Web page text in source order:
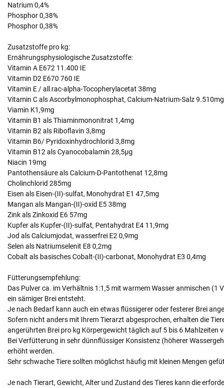
Natrium 0,4%
Phosphor 0,38%
Phosphor 0,38%
Zusatzstoffe pro kg:
Ernährungsphysiologische Zusatzstoffe:
Vitamin A E672 11.400 IE
Vitamin D2 E670 760 IE
Vitamin E / all rac-alpha-Tocopherylacetat 38mg
Vitamin C als Ascorbylmonophosphat, Calcium-Natrium-Salz 9.510mg
Viamin K1,9mg
Vitamin B1 als Thiaminmononitrat 1,4mg
Vitamin B2 als Riboflavin 3,8mg
Vitamin B6/ Pyridoxinhydrochlorid 3,8mg
Vitamin B12 als Cyanocobalamin 28,5µg
Niacin 19mg
Pantothensäure als Calcium-D-Pantothenat 12,8mg
Cholinchlorid 285mg
Eisen als Eisen-(II)-sulfat, Monohydrat E1 47,5mg
Mangan als Mangan-(II)-oxid E5 38mg
Zink als Zinkoxid E6 57mg
Kupfer als Kupfer-(II)-sulfat, Pentahydrat E4 11,9mg
Jod als Calciumjodat, wasserfrei E2 0,9mg
Selen als Natriumselenit E8 0,2mg
Cobalt als basisches Cobalt-(II)-carbonat, Monohydrat E3 0,4mg
Fütterungsempfehlung:
Das Pulver ca. im Verhältnis 1:1,5 mit warmem Wasser anmischen (1
ein sämiger Brei entsteht.
Je nach Bedarf kann auch ein etwas flüssigerer oder festerer Brei
Sofern nicht anders mit Ihrem Tierarzt abgesprochen, erhalten die
angerührten Brei pro kg Körpergewicht täglich auf 5 bis 6 Mahlzeiten
Bei Verfütterung in sehr dünnflüssiger Konsistenz (höherer
erhöht werden.
Sehr schwache Tiere sollten möglichst häufig mit kleinen Mengen
Je nach Tierart, Gewicht, Alter und Zustand des Tieres kann die